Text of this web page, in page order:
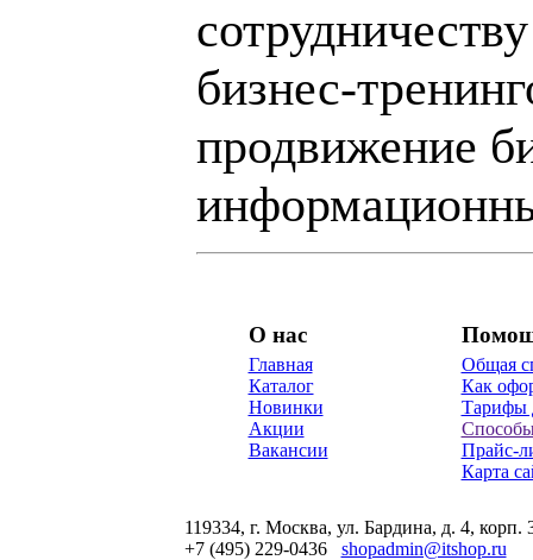
бизнес-
продвижение
О нас
Главная
Каталог
Новинки
Акции
Вакансии
Общая
Как
Тарифы
Прайс-
Карта
119334, г. Москва, ул. Бардина, д. 4, корп.
+7 (495) 229-0436 shopadmin@itshop.ru